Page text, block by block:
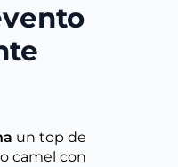
un top de
camel con